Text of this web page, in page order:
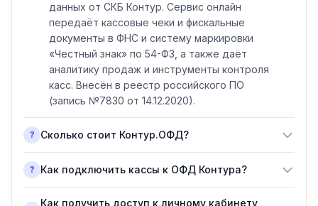
данных от СКБ Контур. Сервис онлайн
передаёт кассовые чеки и фискальные
документы в ФНС и систему маркировки
«Честный знак» по 54-ФЗ, а также даёт
аналитику продаж и инструменты контроля
касс. Внесён в реестр российского ПО
(запись №7830 от 14.12.2020).
? Сколько стоит Контур.ОФД?
? Как подключить кассы к ОФД Контура?
Как получить доступ к личному кабинету